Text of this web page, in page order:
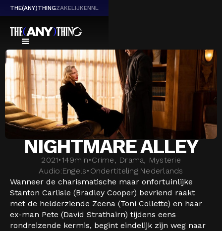
THE(ANY)THINGZAKELIJKENNL
NIGHTMARE ALLEY
2021•149min•Crime, Drama, Mysterie
Audio:Engels• Ondertiteling:Nederlands
Wanneer de charismatische maar onfortuinlijke
Stanton Carlisle (Bradley Cooper) bevriend raakt
met de helderziende Zeena (Toni Collette) en haar
ex-man Pete (David Strathairn) tijdens eens
rondreizende kermis, begint eindelijk zijn weg naar